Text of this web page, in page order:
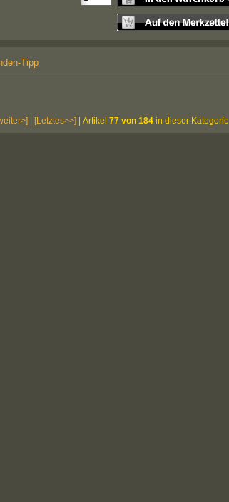
Tipp
[Letztes>>] | Artikel 77 von 184 in dieser Kategorie